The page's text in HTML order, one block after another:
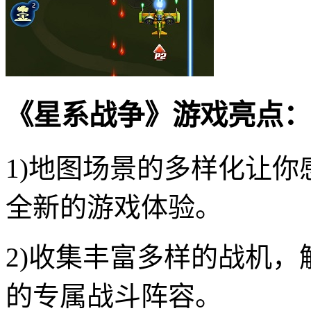
《星系战争》游戏亮点：
1)地图场景的多样化让
全新的游戏体验。
2)收集丰富多样的战机
的专属战斗阵容。